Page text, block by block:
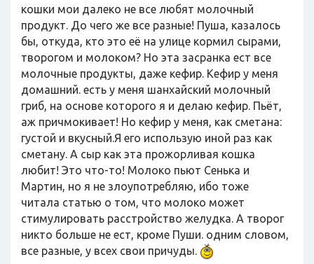
кошки мои далеко не все любят молочный
продукт. До чего же все разные! Пуша, казалось
бы, откуда, кто это её на улице кормил сырами,
творогом и молоком? Но эта засранка ест все
молочные продукты, даже кефир. Кефир у меня
домашний. есть у меня шанхайский молочный
гриб, на основе которого я и делаю кефир. Пьёт,
аж причмокивает! Но кефир у меня, как сметана:
густой и вкусный.Я его использую иной раз как
сметану. А сыр как эта прожорливая кошка
любит! Это что-то! Молоко пьют Сенька и
Мартин, но я не злоупотребляю, ибо тоже
читала статью о том, что молоко может
стимулировать расстройство желудка. А творог
никто больше не ест, кроме Пуши. одним словом,
все разные, у всех свои причуды.